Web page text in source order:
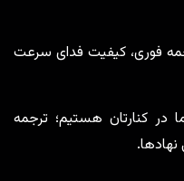
فوری، کیفیت فدای سرعت
در کنارتان هستیم؛ ترجمه